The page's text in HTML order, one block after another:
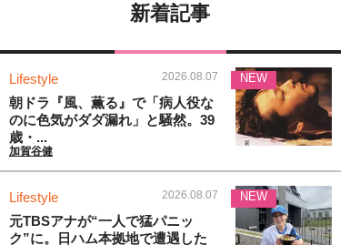
新着記事
Lifestyle 2026.08.07
朝ドラ『風、薫る』で「病人役な
のに色気がダダ漏れ」と騒然。39
歳・...
加賀谷健
NEW
Lifestyle 2026.08.07
元TBSアナが“一人で猛パニッ
ク”に。日ハム本拠地で遭遇した
NEW